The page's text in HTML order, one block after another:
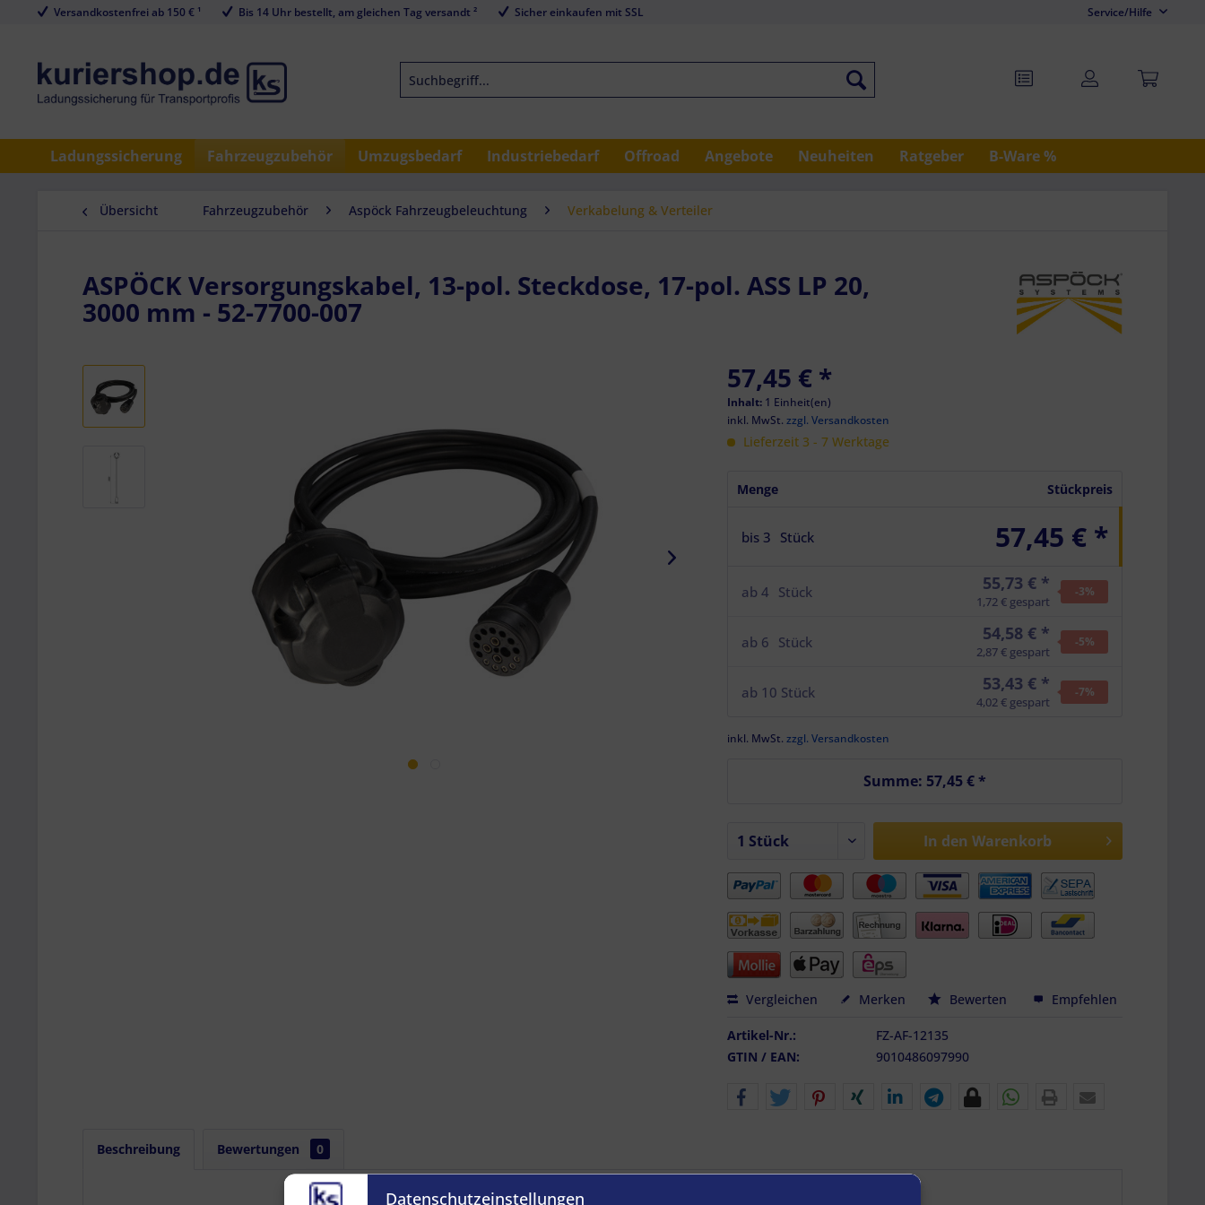
Versandkostenfrei ab 150 € ¹ Bis 14 Uhr bestellt, am gleichen Tag versandt ² Sicher einkaufen mit SSL Service/Hilfe
Ladungssicherung Fahrzeugzubehör Umzugsbedarf Industriebedarf Offroad Angebote Neuheiten Ratgeber B-Ware %
Übersicht Fahrzeugzubehör Aspöck Fahrzeugbeleuchtung Verkabelung & Verteiler
ASPÖCK Versorgungskabel, 13-pol. Steckdose, 17-pol. ASS LP 20,
3000 mm - 52-7700-007
57,45 € *
Inhalt: 1 Einheit(en)
inkl. MwSt.zzgl. Versandkosten
Lieferzeit 3 - 7 Werktage
Menge Stückpreis
bis 3 Stück 57,45 € *
ab 4 Stück 55,73 € *
1,72 € gespart
-3%
ab 6 Stück 54,58 € *
2,87 € gespart
-5%
ab 10 Stück 53,43 € *
4,02 € gespart
-7%
inkl. MwSt.zzgl. Versandkosten
Summe: 57,45 €*
In den Warenkorb
Vergleichen Merken Bewerten Empfehlen
Artikel-Nr.:
FZ-AF-12135
GTIN / EAN:
9010486097990
Beschreibung Bewertungen 0
Datenschutzeinstellungen